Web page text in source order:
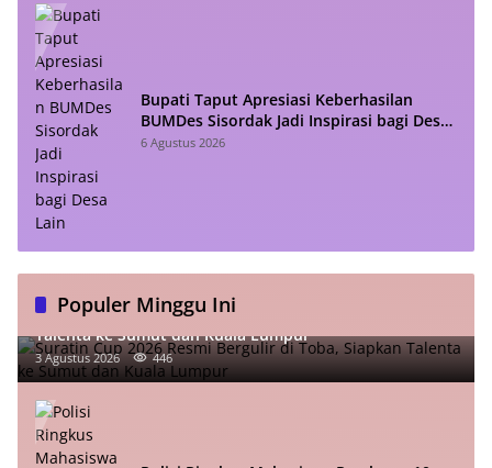
Bupati Taput Apresiasi Keberhasilan
BUMDes Sisordak Jadi Inspirasi bagi Desa
Lain
6 Agustus 2026
Populer Minggu Ini
Suratin Cup 2026 Resmi Bergulir di Toba, Siapkan
Talenta ke Sumut dan Kuala Lumpur
3 Agustus 2026 446